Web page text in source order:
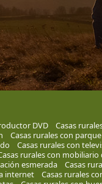
DVD Casas
Casas rurales con
Casas rurales con
rurales con mobiliario
esmerada Casas
internet Casas rurales